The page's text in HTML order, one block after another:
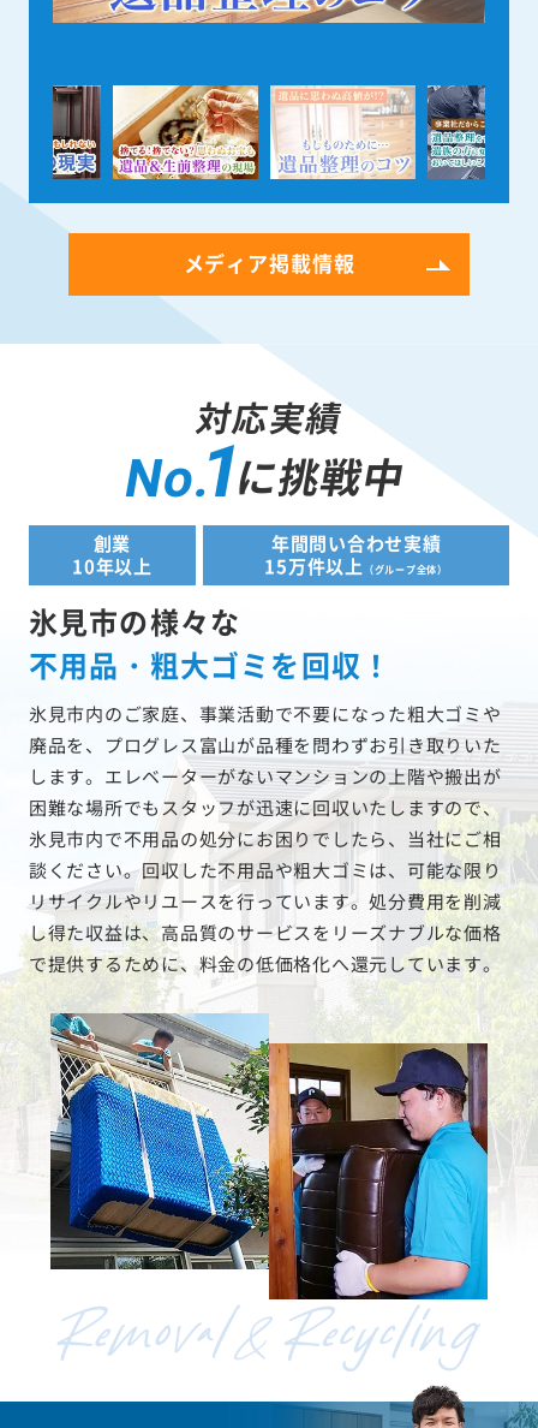
メディア掲載情報
対応実績
No.1に挑戦中
創業
10年以上
年間問い合わせ実績
15万件以上
（グループ全体）
氷見市の様々な
不用品・粗大ゴミを回収！
氷見市内のご家庭、事業活動で不要になった粗大ゴミや
廃品を、プログレス富山が品種を問わずお引き取りいた
します。エレベーターがないマンションの上階や搬出が
困難な場所でもスタッフが迅速に回収いたしますので、
氷見市内で不用品の処分にお困りでしたら、当社にご相
談ください。回収した不用品や粗大ゴミは、可能な限り
リサイクルやリユースを行っています。処分費用を削減
し得た収益は、高品質のサービスをリーズナブルな価格
で提供するために、料金の低価格化へ還元しています。